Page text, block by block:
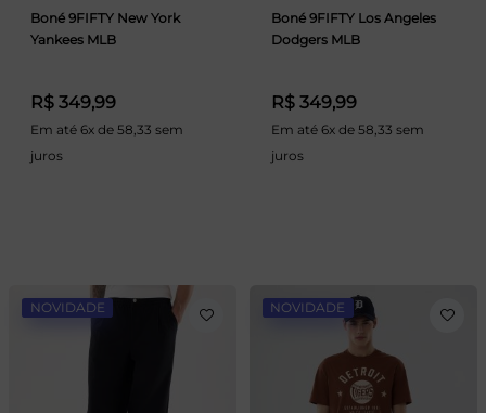
Boné 9FIFTY New York
Yankees MLB
R$ 349,99
Em até 6x de 58,33 sem
juros
Boné 9FIFTY Los Angeles
Dodgers MLB
R$ 349,99
Em até 6x de 58,33 sem
juros
NOVIDADE NOVIDADE